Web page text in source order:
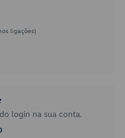
ligações)
login na sua conta.